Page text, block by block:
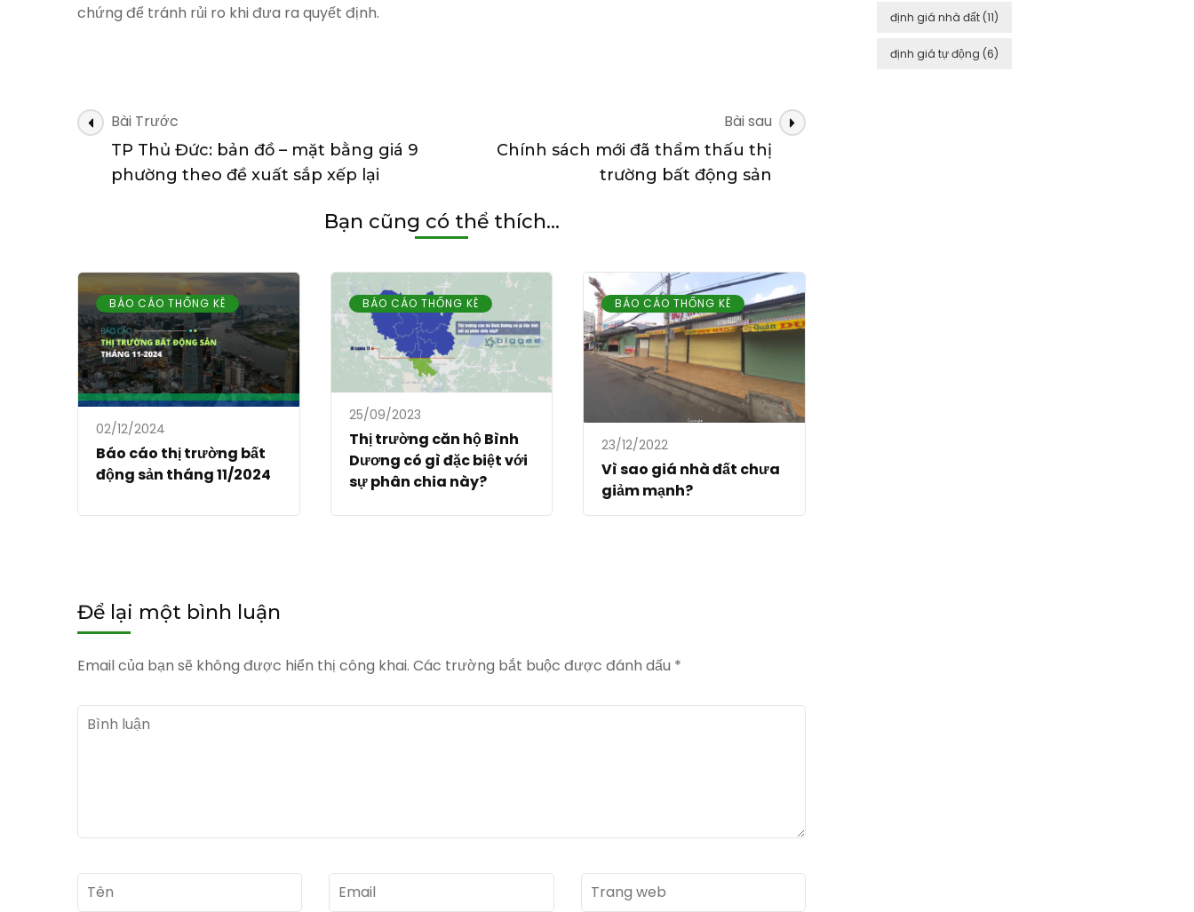
chứng để tránh rủi ro khi đưa ra quyết định.
Điều
hướng
Bài Trước
TP Thủ Đức: bản đồ – mặt bằng giá 9
phường theo đề xuất sắp xếp lại
Bài sau
Chính sách mới đã thẩm thấu thị
trường bất động sản
Bạn cũng có thể thích...
BÁO CÁO THỐNG KÊ
02/12/2024
Báo cáo thị trường bất
động sản tháng 11/2024
BÁO CÁO THỐNG KÊ
25/09/2023
Thị trường căn hộ Bình
Dương có gì đặc biệt với
sự phân chia này?
BÁO CÁO THỐNG KÊ
23/12/2022
Vì sao giá nhà đất chưa
giảm mạnh?
Để lại một bình luận
Email của bạn sẽ không được hiển thị công khai. Các trường bắt buộc được đánh dấu *
Bình
Tên* Email*
Trang
định giá nhà đất (11)
định giá tự động (6)